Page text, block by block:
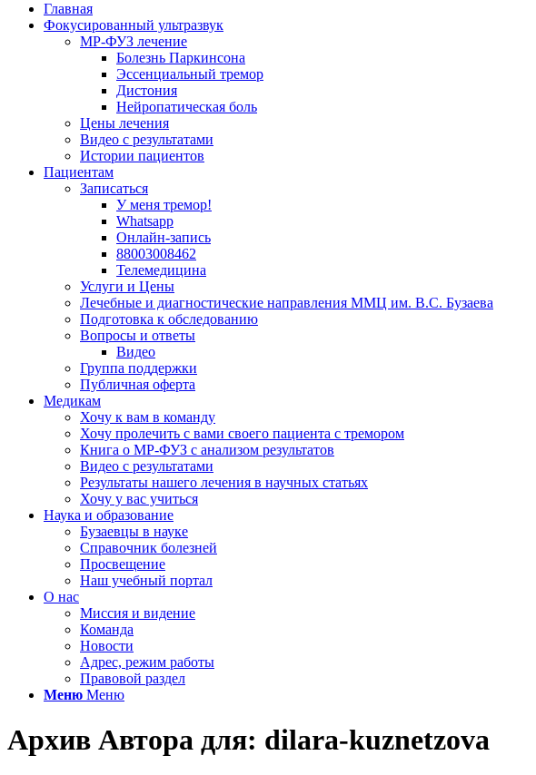
Главная
Фокусированный ультразвук
МР-ФУЗ лечение
Болезнь Паркинсона
Эссенциальный тремор
Дистония
Нейропатическая боль
Цены лечения
Видео с результатами
Истории пациентов
Пациентам
Записаться
У меня тремор!
Whatsapp
Онлайн-запись
88003008462
Телемедицина
Услуги и Цены
Лечебные и диагностические направления ММЦ им. В.С. Бузаева
Подготовка к обследованию
Вопросы и ответы
Видео
Группа поддержки
Публичная оферта
Медикам
Хочу к вам в команду
Хочу пролечить с вами своего пациента с тремором
Книга о МР-ФУЗ с aнализом результатов
Видео с результатами
Результаты нашего лечения в научных статьях
Хочу у вас учиться
Наука и образование
Бузаевцы в науке
Справочник болезней
Просвещение
Наш учебный портал
О нас
Миссия и видение
Команда
Новости
Адрес, режим работы
Правовой раздел
Меню Меню
Архив Автора для: dilara-kuznetzova